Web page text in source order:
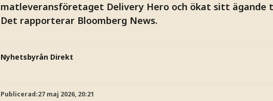
matleveransföretaget Delivery Hero och ökat sitt ägande
Det rapporterar Bloomberg News.
Nyhetsbyrån Direkt
Publicerad:27 maj 2026, 20:21